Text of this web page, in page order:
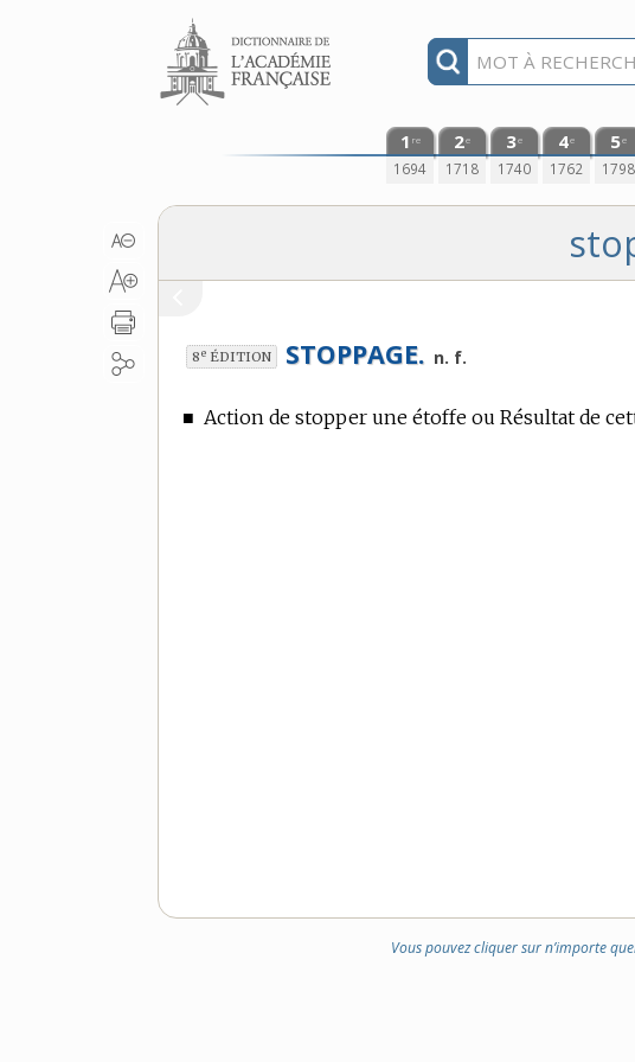
Aller au contenu
1 re
1694
2e
1718
3e
1740
4e
1762
5e
1798
8e ÉDITION STOPPAGE. n. f.
■ Action de stopper une étoffe ou Résultat de
Vous pouvez cliquer sur n’importe